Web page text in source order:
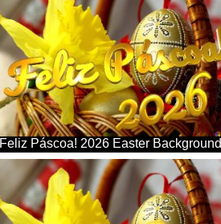
Feliz Páscoa! 2026 Easter Background